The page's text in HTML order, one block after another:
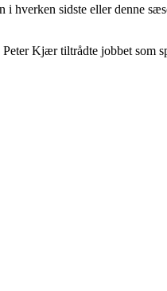
hverken sidste eller denne
Kjær tiltrådte jobbet som